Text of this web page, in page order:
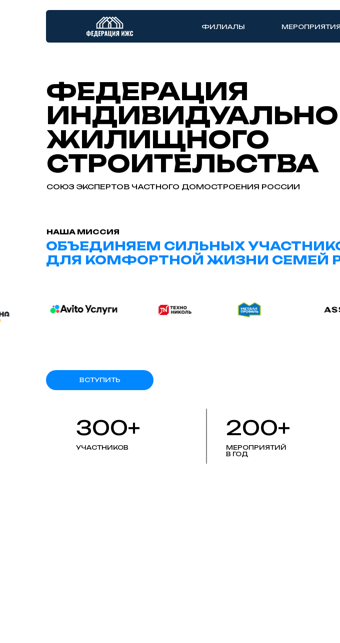
ФИЛИАЛЫ
МЕРОПРИЯТИЙ
В ГОД
СОЮЗ ЭКСПЕРТОВ ЧАСТНОГО ДОМОСТРОЕНИЯ РОССИИ
ОБЪЕДИНЯЕМ СИЛЬНЫХ
ДЛЯ КОМФОРТНОЙ ЖИЗНИ СЕМЕЙ
НАША МИССИЯ
ФЕДЕРАЦИЯ
ЖИЛИЩНОГО
СТРОИТЕЛЬСТВА
УЧАСТНИКОВ
200+
300+
ВСТУПИТЬ